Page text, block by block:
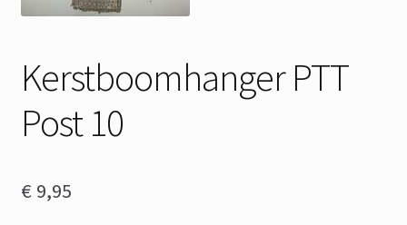
Kerstboomhanger PTT
Post 10
€ 9,95